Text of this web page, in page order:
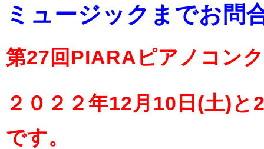
ミュージックまでお問
第27回PIARAピアノコン
２０２２年12月10日(土)
です。